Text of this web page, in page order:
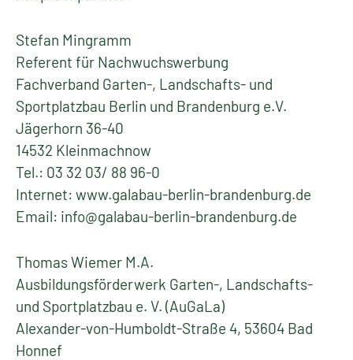
Stefan Mingramm
Referent für Nachwuchswerbung
Fachverband Garten-, Landschafts- und
Sportplatzbau Berlin und Brandenburg e.V.
Jägerhorn 36-40
14532 Kleinmachnow
Tel.: 03 32 03/ 88 96-0
Internet: www.galabau-berlin-brandenburg.de
Email: info@galabau-berlin-brandenburg.de
Thomas Wiemer M.A.
Ausbildungsförderwerk Garten-, Landschafts-
und Sportplatzbau e. V. (AuGaLa)
Alexander-von-Humboldt-Straße 4, 53604 Bad
Honnef